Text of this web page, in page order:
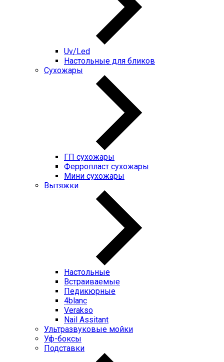
Uv/Led
Настольные для бликов
Сухожары
ГП cухожары
Ферропласт cухожары
Мини cухожары
Вытяжки
Настольные
Встраиваемые
Педикюрные
4blanc
Verakso
Nail Assitant
Ультразвуковые мойки
Уф-боксы
Подставки